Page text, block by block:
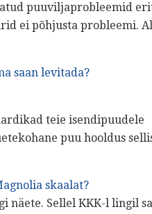
puuviljaprobleemid
ei põhjusta probleemi.
saan levitada?
teie isendipuudele
puu hooldus
skaalat?
näete. Sellel KKK-l lingil